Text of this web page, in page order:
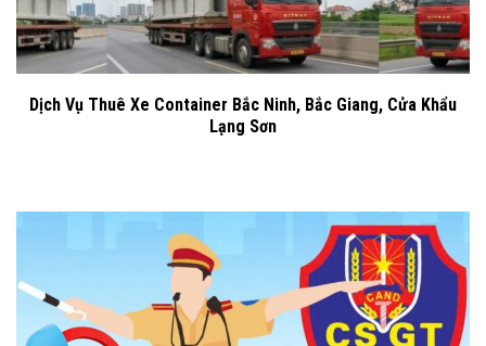
Dịch Vụ Thuê Xe Container Bắc Ninh, Bắc Giang, Cửa Khẩu
Lạng Sơn